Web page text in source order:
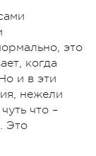
это
когда
и в эти
нежели
что –
Это